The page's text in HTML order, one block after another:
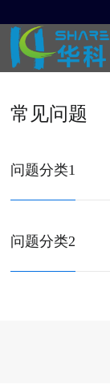
常见问题
问题分类1
问题分类2